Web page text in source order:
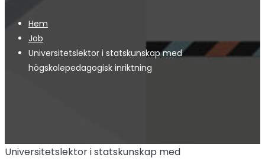
Hem
Job
Universitetslektor i statskunskap med
högskolepedagogisk inriktning
Universitetslektor i statskunskap med